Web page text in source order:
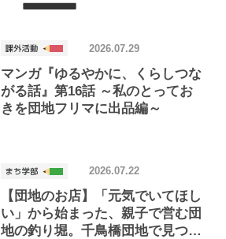
マンガ『ゆるやかに、くらしつな
がる話』第16話 ～私のとってお
きを団地フリマに出品編～
2026.07.29
【団地のお店】「元気でいてほし
い」から始まった、親子で営む団
地の釣り堀。千鳥橋団地で見つけ
2026.07.22